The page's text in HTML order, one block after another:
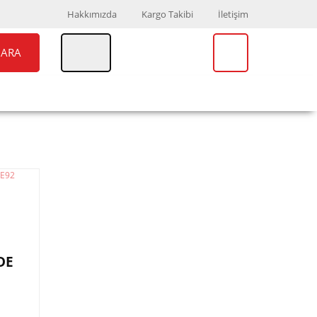
Hakkımızda Kargo Takibi İletişim
ARA